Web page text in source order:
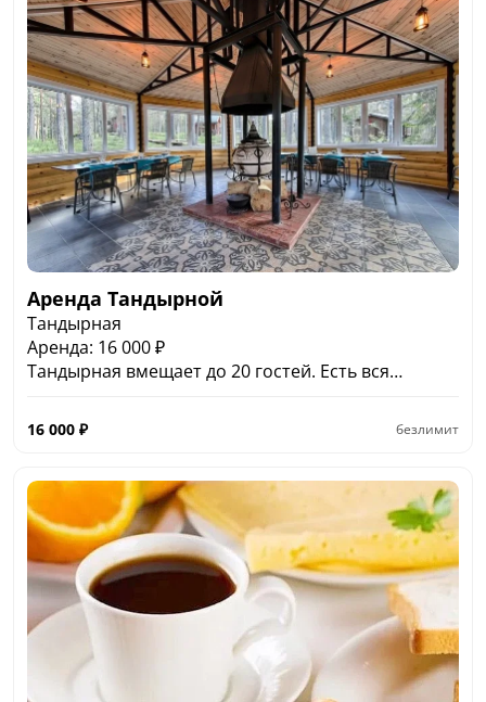
Аренда Тандырной
Тандырная
Аренда: 16 000 ₽
Тандырная вмещает до 20 гостей. Есть вся
кухня. В центре расположен тандыр.
16 000 ₽ безлимит